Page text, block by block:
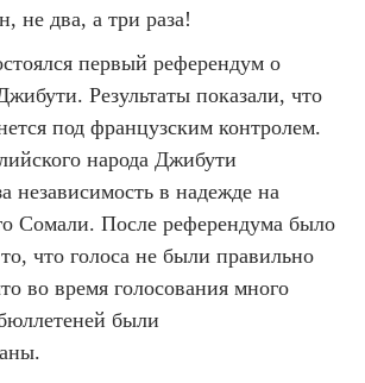
не два, а три раза!
первый референдум о
Результаты показали, что
под французским контролем.
народа Джибути
независимость в надежде на
Сомали. После референдума было
что голоса не были правильно
во время голосования много
были